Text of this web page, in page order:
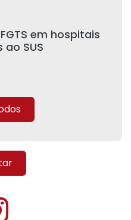
em hospitais
SUS